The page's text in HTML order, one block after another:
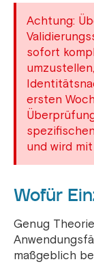
Achtung:
sofort
ersten
und wird
Wofür
Genug
maßgeblich